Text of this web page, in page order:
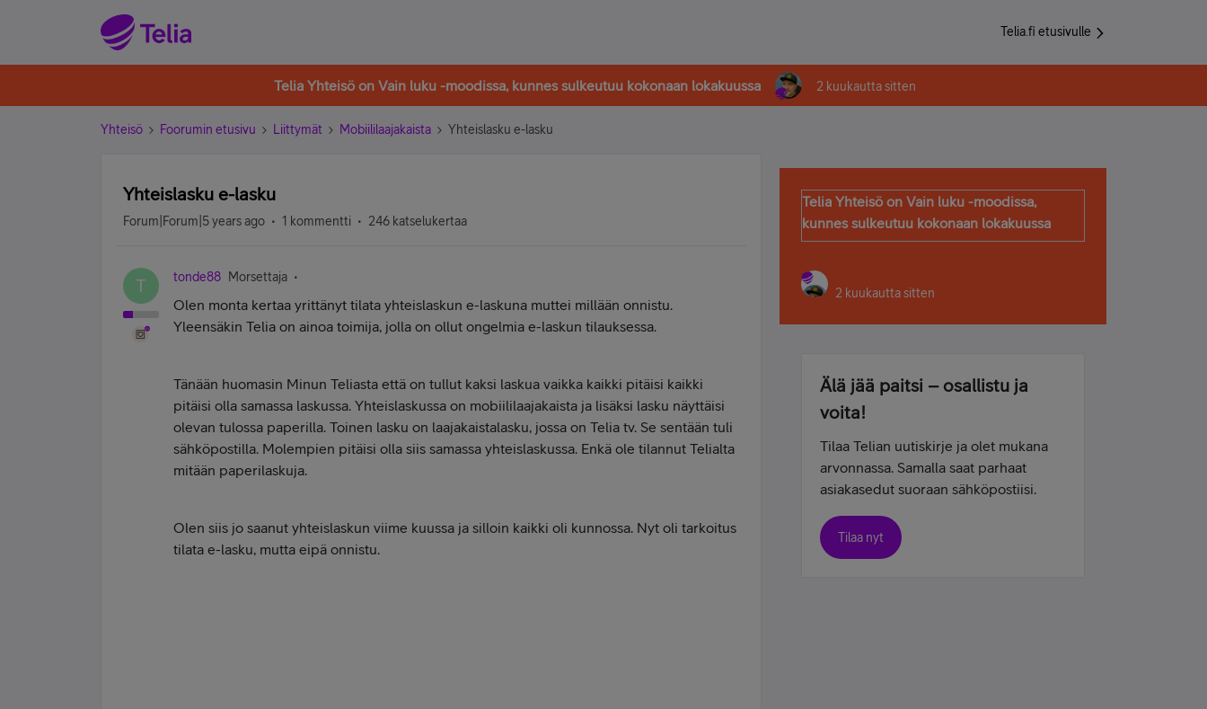
Telia.fi etusivulle
Telia Yhteisö on Vain luku -moodissa, kunnes sulkeutuu kokonaan lokakuussa 2 kuukautta sitten
Yhteisö Foorumin etusivu Liittymät Mobiililaajakaista Yhteislasku e-lasku
Yhteislasku e-lasku
Forum|Forum|5 years ago 1 kommentti 246 katselukertaa
T tonde88 Morsettaja
Olen monta kertaa yrittänyt tilata yhteislaskun e-laskuna muttei millään onnistu.
Yleensäkin Telia on ainoa toimija, jolla on ollut ongelmia e-laskun tilauksessa.
Tänään huomasin Minun Teliasta että on tullut kaksi laskua vaikka kaikki pitäisi kaikki
pitäisi olla samassa laskussa. Yhteislaskussa on mobiililaajakaista ja lisäksi lasku näyttäisi
olevan tulossa paperilla. Toinen lasku on laajakaistalasku, jossa on Telia tv. Se sentään tuli
sähköpostilla. Molempien pitäisi olla siis samassa yhteislaskussa. Enkä ole tilannut Telialta
mitään paperilaskuja.
Olen siis jo saanut yhteislaskun viime kuussa ja silloin kaikki oli kunnossa. Nyt oli tarkoitus
tilata e-lasku, mutta eipä onnistu.
Telia Yhteisö on Vain luku -moodissa,
kunnes sulkeutuu kokonaan lokakuussa
2 kuukautta sitten
Älä jää paitsi – osallistu ja
voita!
Tilaa Telian uutiskirje ja olet mukana
arvonnassa. Samalla saat parhaat
asiakasedut suoraan sähköpostiisi.
Tilaa nyt